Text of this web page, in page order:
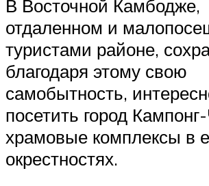
В Восточной Камбодже,
отдаленном и
туристами районе,
благодаря этому свою
самобытность,
посетить город
храмовые комплексы в
окрестностях.